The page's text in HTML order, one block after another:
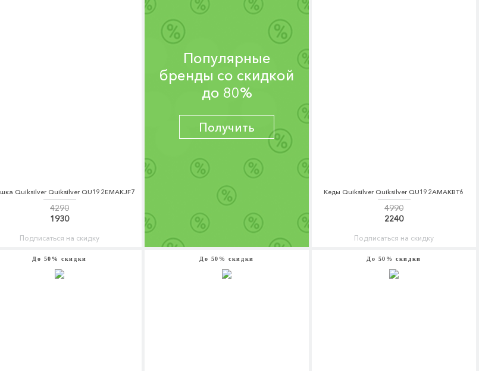
Quiksilver Quiksilver QU192EMAKJF7
4290
1930
Подписаться на скидку
Популярные
бренды со скидкой
до 80%
Получить
Кеды Quiksilver Quiksilver QU192AMAKBT6
4990
2240
Подписаться на скидку
До 50% скидки До 50% скидки До 50% скидки